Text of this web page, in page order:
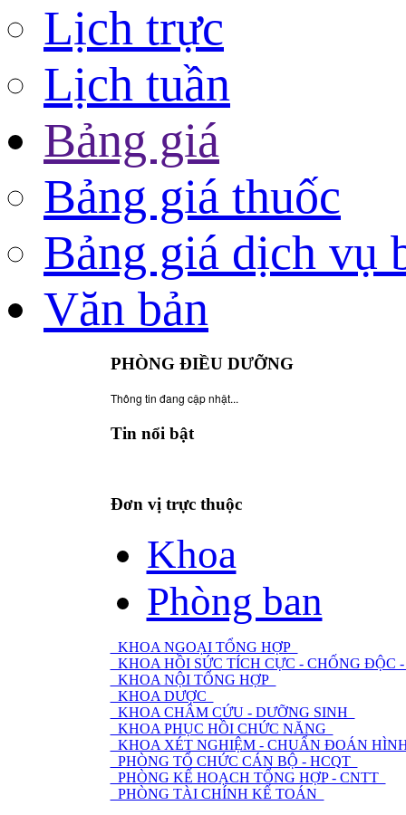
Lịch trực
Lịch tuần
Bảng giá
Bảng giá thuốc
Bảng giá dịch vụ
Văn bản
PHÒNG ĐIỀU DƯỠNG
Thông tin đang cập nhật...
Tin nổi bật
Đơn vị trực thuộc
Khoa
Phòng ban
KHOA NGOẠI TỔNG HỢP
KHOA HỒI SỨC TÍCH CỰC - CHỐNG
KHOA NỘI TỔNG HỢP
KHOA DƯỢC
KHOA CHÂM CỨU - DƯỠNG SINH
KHOA PHỤC HỒI CHỨC NĂNG
KHOA XÉT NGHIỆM - CHUẨN ĐOÁN
PHÒNG TỔ CHỨC CÁN BỘ - HCQT
PHÒNG KẾ HOẠCH TỔNG HỢP - CNTT
PHÒNG TÀI CHÍNH KẾ TOÁN